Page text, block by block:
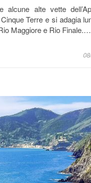
alte vette
Terre e si adagia
Maggiore e Rio Finale.…